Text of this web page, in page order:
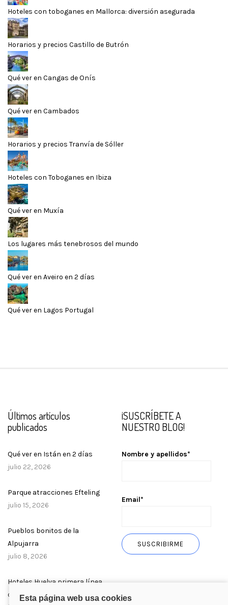
Hoteles con toboganes en Mallorca: diversión asegurada
Horarios y precios Castillo de Butrón
Qué ver en Cangas de Onís
Qué ver en Cambados
Horarios y precios Tranvía de Sóller
Hoteles con Toboganes en Ibiza
Qué ver en Muxía
Los lugares más tenebrosos del mundo
Qué ver en Aveiro en 2 días
Qué ver en Lagos Portugal
Últimos artículos
publicados
Qué ver en Istán en 2 días
julio 22, 2026
Parque atracciones Efteling
julio 15, 2026
Pueblos bonitos de la
Alpujarra
julio 8, 2026
Hoteles Huelva primera línea
de playa
¡SUSCRÍBETE A
NUESTRO BLOG!
Nombre y apellidos*
Email*